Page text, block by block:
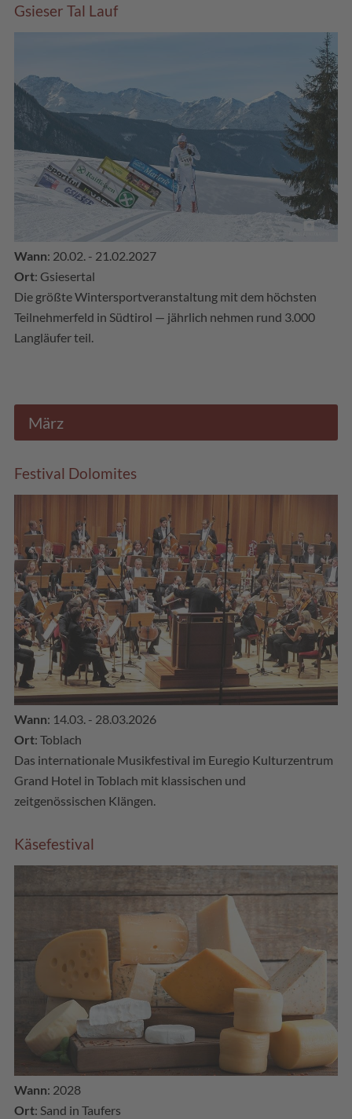
Gsieser Tal Lauf
Wann: 20.02. - 21.02.2027
Ort: Gsiesertal
Die größte Wintersportveranstaltung mit dem höchsten
Teilnehmerfeld in Südtirol — jährlich nehmen rund 3.000
Langläufer teil.
März
Festival Dolomites
Wann: 14.03. - 28.03.2026
Ort: Toblach
Das internationale Musikfestival im Euregio Kulturzentrum
Grand Hotel in Toblach mit klassischen und
zeitgenössischen Klängen.
Käsefestival
Wann: 2028
Ort: Sand in Taufers